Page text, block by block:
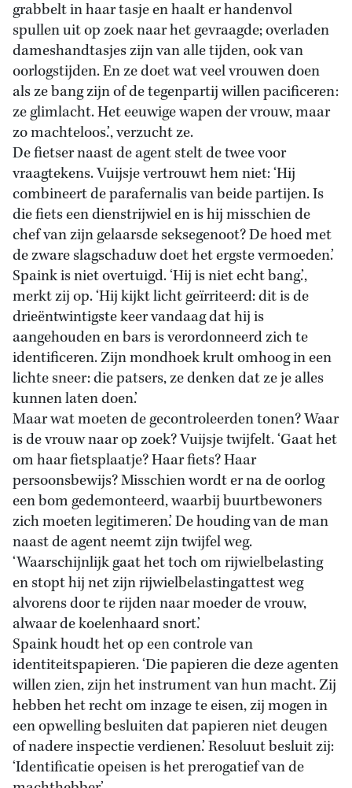
grabbelt in haar tasje en haalt er handenvol
spullen uit op zoek naar het gevraagde; overladen
dameshandtasjes zijn van alle tijden, ook van
oorlogstijden. En ze doet wat veel vrouwen doen
als ze bang zijn of de tegenpartij willen pacificeren:
ze glimlacht. Het eeuwige wapen der vrouw, maar
zo machteloos.’, verzucht ze.
De fietser naast de agent stelt de twee voor
vraagtekens. Vuijsje vertrouwt hem niet: ‘Hij
combineert de parafernalis van beide partijen. Is
die fiets een dienstrijwiel en is hij misschien de
chef van zijn gelaarsde seksegenoot? De hoed met
de zware slagschaduw doet het ergste vermoeden.’
Spaink is niet overtuigd. ‘Hij is niet echt bang.’,
merkt zij op. ‘Hij kijkt licht geïrriteerd: dit is de
drieëntwintigste keer vandaag dat hij is
aangehouden en bars is verordonneerd zich te
identificeren. Zijn mondhoek krult omhoog in een
lichte sneer: die patsers, ze denken dat ze je alles
kunnen laten doen.’
Maar wat moeten de gecontroleerden tonen? Waar
is de vrouw naar op zoek? Vuijsje twijfelt. ‘Gaat het
om haar fietsplaatje? Haar fiets? Haar
persoonsbewijs? Misschien wordt er na de oorlog
een bom gedemonteerd, waarbij buurtbewoners
zich moeten legitimeren.’ De houding van de man
naast de agent neemt zijn twijfel weg.
‘Waarschijnlijk gaat het toch om rijwielbelasting
en stopt hij net zijn rijwielbelastingattest weg
alvorens door te rijden naar moeder de vrouw,
alwaar de koelenhaard snort.’
Spaink houdt het op een controle van
identiteitspapieren. ‘Die papieren die deze agenten
willen zien, zijn het instrument van hun macht. Zij
hebben het recht om inzage te eisen, zij mogen in
een opwelling besluiten dat papieren niet deugen
of nadere inspectie verdienen.’ Resoluut besluit zij:
‘Identificatie opeisen is het prerogatief van de